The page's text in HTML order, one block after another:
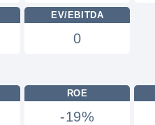
EV/EBITDA
0
ROE
-19%